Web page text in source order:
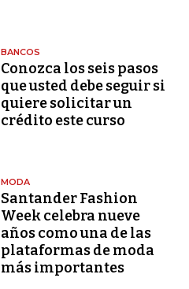
BANCOS
Conozca los seis pasos
que usted debe seguir si
quiere solicitar un
crédito este curso
MODA
Santander Fashion
Week celebra nueve
años como una de las
plataformas de moda
más importantes